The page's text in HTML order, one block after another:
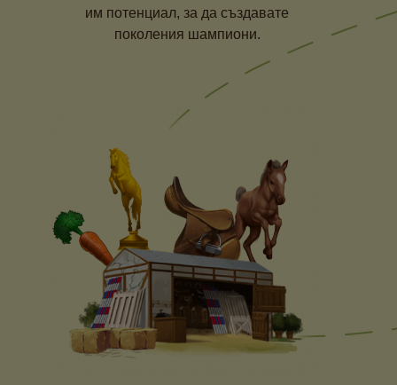
им потенциал, за да създавате
поколения шампиони.